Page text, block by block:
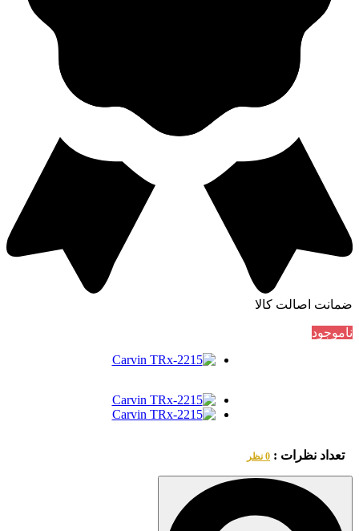
ضمانت اصالت کالا
ناموجود
تعداد نظرات : 0 نظر